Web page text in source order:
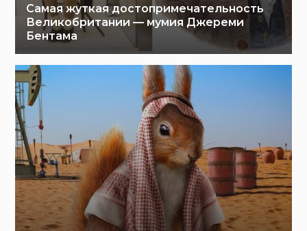
Самая жуткая достопримечательность
Великобритании — мумия Джереми
Бентама